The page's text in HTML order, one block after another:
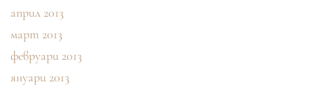
април 2013
март 2013
февруари 2013
януари 2013